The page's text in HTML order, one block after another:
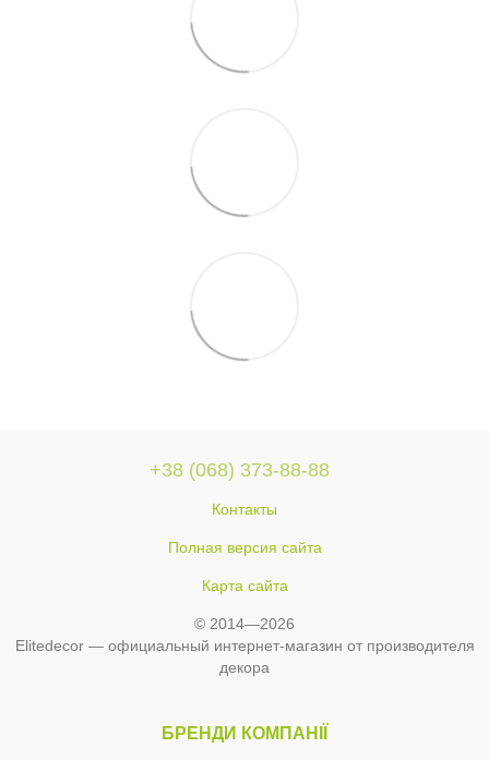
+38 (068) 373-88-88
Контакты
Полная версия сайта
Карта сайта
© 2014—2026
Elitedecor — официальный интернет-магазин от производителя
декора
БРЕНДИ КОМПАНІЇ